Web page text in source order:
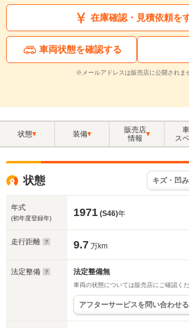
在庫確認・見積依頼を
車両状態を確認する
※メールアドレスは販売店に公開されま
状態 装備
販売店
情報
ス
状態 キズ・凹
年式
(初年度登録年) 1971 (S46)年
走行距離 9.7 万km
法定整備 法定整備無
車両の状態については販売店にご確認くだ
アフターサービスを問い合わせる